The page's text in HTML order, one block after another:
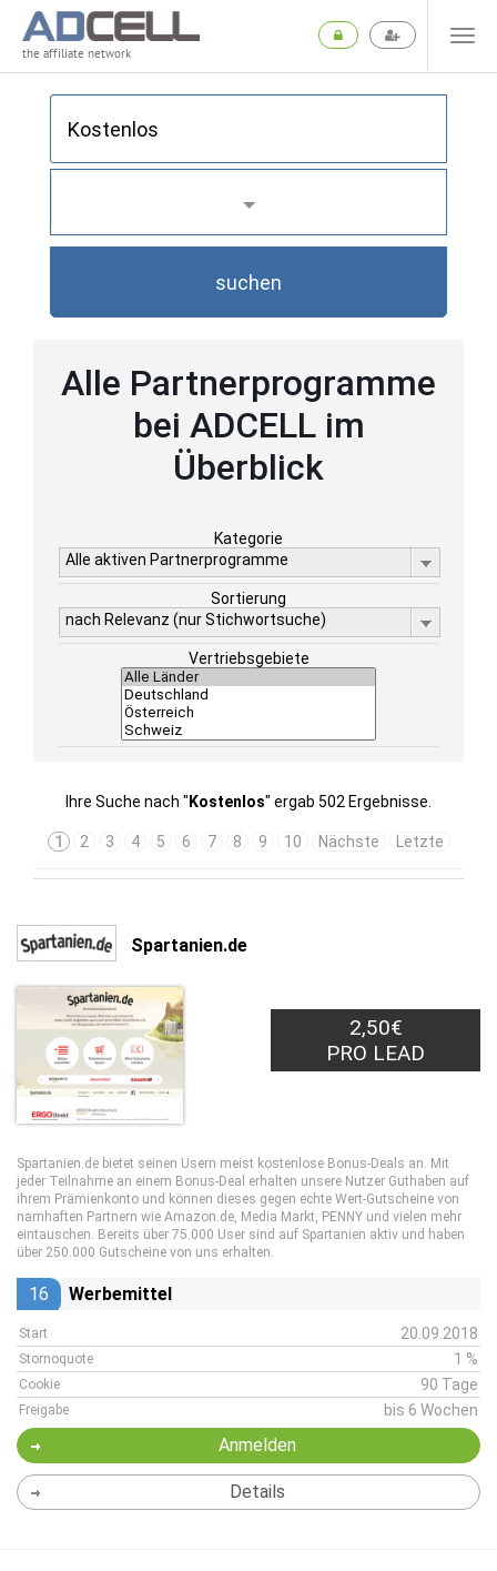
the affiliate network
suchen
Alle Partnerprogramme
bei ADCELL im
Überblick
Kategorie
Alle aktiven Partnerprogramme
Sortierung
nach Relevanz (nur Stichwortsuche)
Vertriebsgebiete
Ihre Suche nach " Kostenlos" ergab 502 Ergebnisse.
1 2 3 4 5 6 7 8 9 10 Nächste Letzte
Spartanien.de
2,50€
PRO LEAD
Spartanien.de bietet seinen Usern meist kostenlose Bonus-Deals an. Mit
jeder Teilnahme an einem Bonus-Deal erhalten unsere Nutzer Guthaben auf
ihrem Prämienkonto und können dieses gegen echte Wert-Gutscheine von
namhaften Partnern wie Amazon.de, Media Markt, PENNY und vielen mehr
eintauschen. Bereits über 75.000 User sind auf Spartanien aktiv und haben
über 250.000 Gutscheine von uns erhalten.
16 Werbemittel
Start 20.09.2018
Stornoquote 1 %
Cookie 90 Tage
Freigabe bis 6 Wochen
Anmelden
Details